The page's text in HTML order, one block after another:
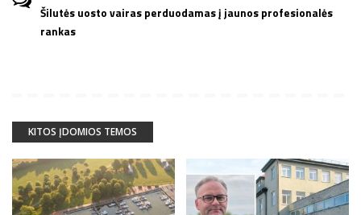
Šilutės uosto vairas perduodamas į jaunos profesionalės
rankas
KITOS ĮDOMIOS TEMOS